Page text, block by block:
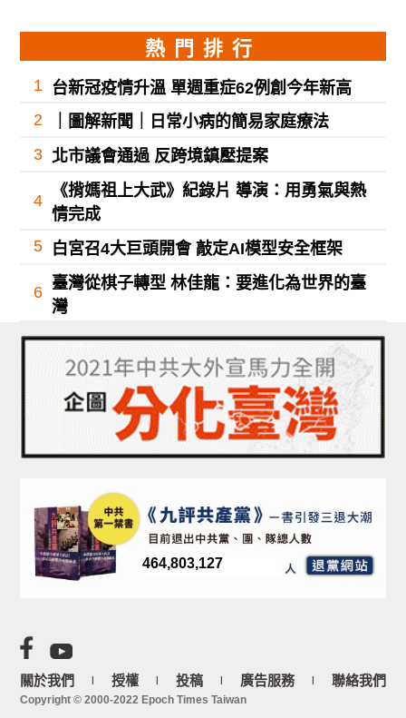
熱門排行
1 台新冠疫情升溫 單週重症62例創今年新高
2
｜圖解新聞｜日常小病的簡易家庭療法
3 北市議會通過 反跨境鎮壓提案
4
《揹媽祖上大武》紀錄片 導演：用勇氣與熱
情完成
5 白宮召4大巨頭開會 敲定AI模型安全框架
6
臺灣從棋子轉型 林佳龍：要進化為世界的臺
灣
464,803,127
關於我們 | 授權 | 投稿 | 廣告服務 | 聯絡我們
Copyright © 2000-2022 Epoch Times Taiwan